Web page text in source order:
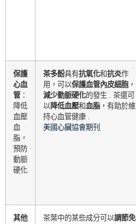
保護
心血
管 ：
降低
血壓
血
脂，
預防
動脈
硬化
茶多酚具有抗氧化和抗炎作
用，可以保護血管內皮細胞，
減少動脈硬化的發生 . 茶還可
以降低血壓和血脂，有助於維
持心血管健康 .
美國心臟協會期刊
其他
茶葉中的某些成分可以調節免